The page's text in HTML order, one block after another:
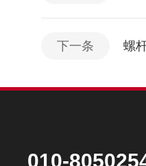
下一条 螺
010-